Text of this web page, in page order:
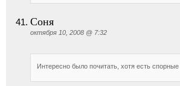
Соня
октября 10, 2008 @ 7:32
Интересно было почитать, хотя есть